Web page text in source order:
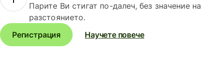
Парите Ви стигат по-далеч, без значение на
разстоянието.
Регистрация
Научете повече